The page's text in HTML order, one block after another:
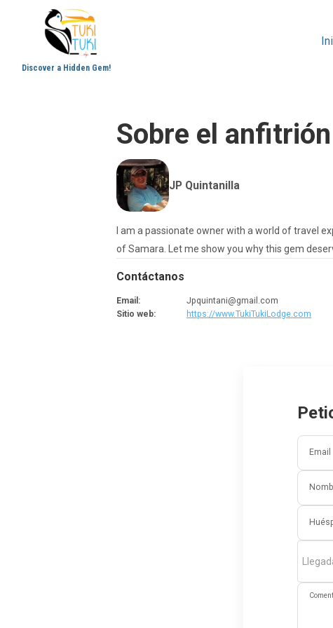
Discover a Hidden Gem!
Sobre el anfitrión
JP Quintanilla
I am a passionate owner with a world of travel
of Samara. Let me show you why this gem
Contáctanos
Email :
Jpquintani@gmail.com
Sitio web: https://www.TukiTukiLodge.com
Email